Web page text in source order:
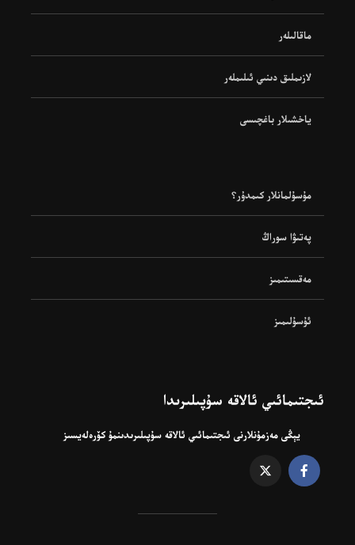
ماقالىلەر
لازىملىق دىنىي ئىلىملەر
ياخشىلار باغچىسى
مۇسۇلمانلار كىمدۇر؟
پەتىۋا سوراڭ
مەقسىتىمىز
ئۇسۇلىمىز
ئىجتىمائىي ئالاقە سۇپىلىرىدا
يېڭى مەزمۇنلارنى ئىجتىمائىي ئالاقە سۇپىلىرىدىنمۇ كۆرەلەيسىز